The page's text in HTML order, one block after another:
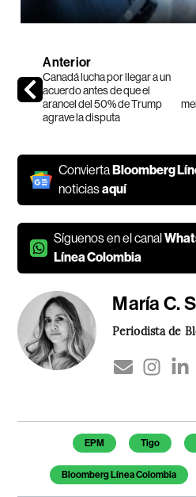
Anterior
Canadá lucha por llegar a un
acuerdo antes de que el
arancel del 50% de Trump
agrave la disputa
ConviertaBloomberg
noticiasaquí
Síguenos en el canal
Línea Colombia
María C.
Periodista de
Temas de este artículo
EPM Tigo
Bloomberg Línea Colombia